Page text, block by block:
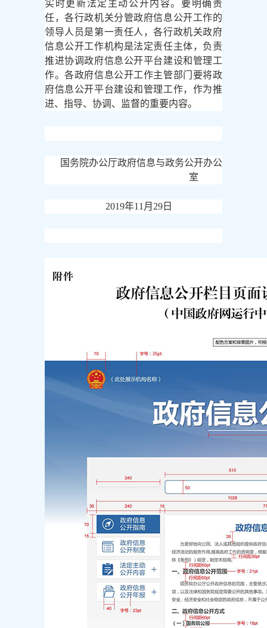
实时更新法定主动公开内容。要明确责
任，各行政机关分管政府信息公开工作的
领导人员是第一责任人，各行政机关政府
信息公开工作机构是法定责任主体，负责
推进协调政府信息公开平台建设和管理工
作。各政府信息公开工作主管部门要将政
府信息公开平台建设和管理工作，作为推
进、指导、协调、监督的重要内容。
国务院办公厅政府信息与政务公开办公
室
2019年11月29日